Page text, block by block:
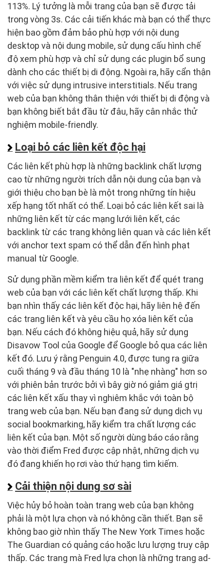
113%. Lý tưởng là mỗi trang của bạn sẽ được tải
trong vòng 3s. Các cải tiến khác mà bạn có thể thực
hiện bao gồm đảm bảo phù hợp với nội dung
desktop và nội dung mobile, sử dụng cấu hình chế
độ xem phù hợp và chỉ sử dụng các plugin bổ sung
dành cho các thiết bị di động. Ngoài ra, hãy cẩn thận
với việc sử dụng intrusive interstitials. Nếu trang
web của bạn không thân thiện với thiết bị di động và
bạn không biết bắt đầu từ đâu, hãy cân nhắc thử
nghiệm mobile-friendly.
Loại bỏ các liên kết độc hại
Các liên kết phù hợp là những backlink chất lượng
cao từ những người trích dẫn nội dung của bạn và
giới thiệu cho bạn bè là một trong những tín hiệu
xếp hạng tốt nhất có thể. Loại bỏ các liên kết sai là
những liên kết từ các mạng lưới liên kết, các
backlink từ các trang không liên quan và các liên kết
với anchor text spam có thể dẫn đến hình phạt
manual từ Google.
Sử dụng phần mềm kiểm tra liên kết để quét trang
web của bạn với các liên kết chất lượng thấp. Khi
bạn nhìn thấy các liên kết độc hại, hãy liên hệ đến
các trang liên kết và yêu cầu họ xóa liên kết của
bạn. Nếu cách đó không hiệu quả, hãy sử dụng
Disavow Tool của Google để Google bỏ qua các liên
kết đó. Lưu ý rằng Penguin 4.0, được tung ra giữa
cuối tháng 9 và đầu tháng 10 là "nhẹ nhàng" hơn so
với phiên bản trước bởi vì bây giờ nó giảm giá gtrị
các liên kết xấu thay vì nghiêm khắc với toàn bộ
trang web của bạn. Nếu bạn đang sử dụng dịch vụ
social bookmarking, hãy kiểm tra chất lượng các
liên kết của bạn. Một số người dùng báo cáo rằng
vào thời điểm Fred được cập nhật, những dịch vụ
đó đang khiến họ rơi vào thứ hạng tìm kiếm.
Cải thiện nội dung sơ sài
Việc hủy bỏ hoàn toàn trang web của bạn không
phải là một lựa chọn và nó không cần thiết. Bạn sẽ
không bao giờ nhìn thấy The New York Times hoặc
The Guardian có quảng cáo hoặc lưu lượng truy cập
thấp. Các trang mà Fred lựa chọn là những trang ad-